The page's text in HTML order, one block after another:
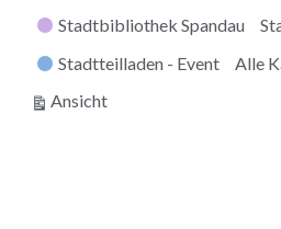
Stadtbibliothek Spandau
Stadtteilladen - Event
Alle
Ansichtausdrucken